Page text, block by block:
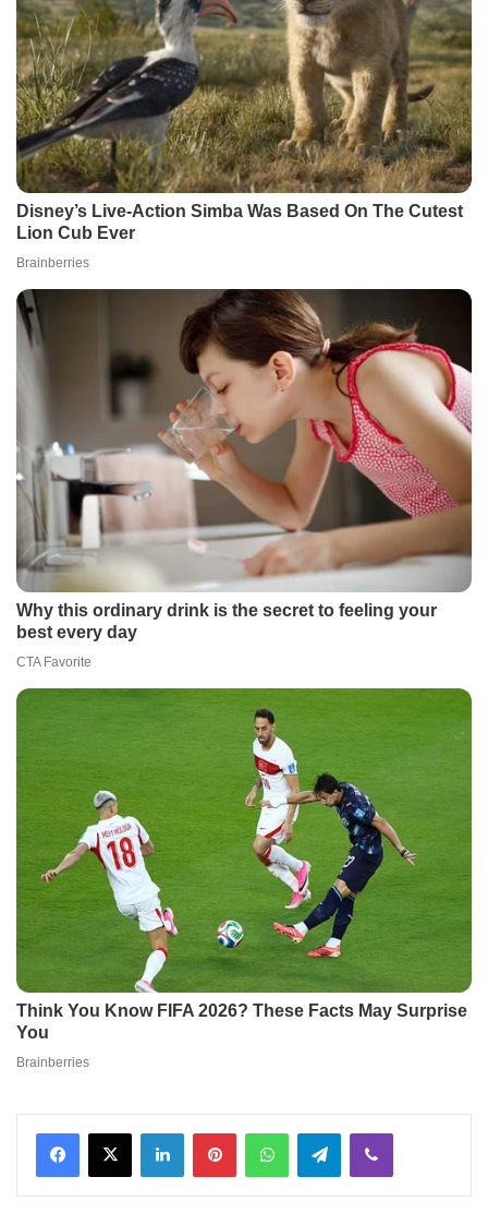
Facebook
X LinkedInPinterestWhatsAppTelegramViber